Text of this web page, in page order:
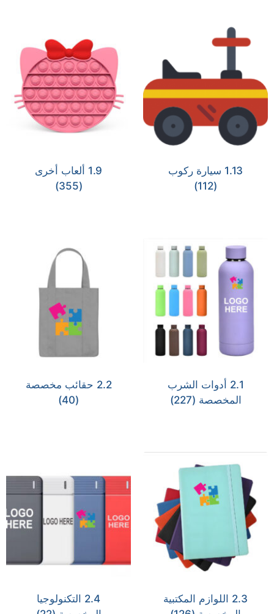
1.13 سيارة ركوب
(112)
1.9 ألعاب أخرى
(355)
2.1 أدوات الشرب
المخصصة (227)
2.2 حقائب مخصصة
(40)
2.3 اللوازم المكتبية
2.4 التكنولوجيا